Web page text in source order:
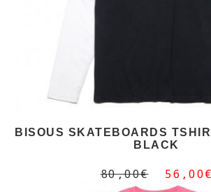
BISOUS SKATEBOARDS
BLACK
80,00€ 56,00€